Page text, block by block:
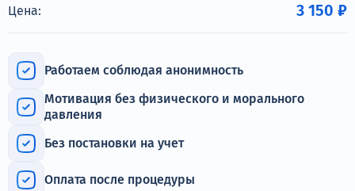
+7 (905) 483-87-88
Адрес call-центра
Дзержинский, ул. Ленина, 24
Цена: 3 150 ₽
Работаем соблюдая анонимность
Мотивация без физического и морального
давления
Без постановки на учет
Оплата после процедуры